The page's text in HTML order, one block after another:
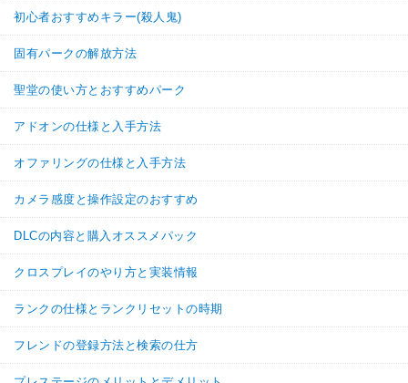
初心者おすすめキラー(殺人鬼)
固有パークの解放方法
聖堂の使い方とおすすめパーク
アドオンの仕様と入手方法
オファリングの仕様と入手方法
カメラ感度と操作設定のおすすめ
DLCの内容と購入オススメパック
クロスプレイのやり方と実装情報
ランクの仕様とランクリセットの時期
フレンドの登録方法と検索の仕方